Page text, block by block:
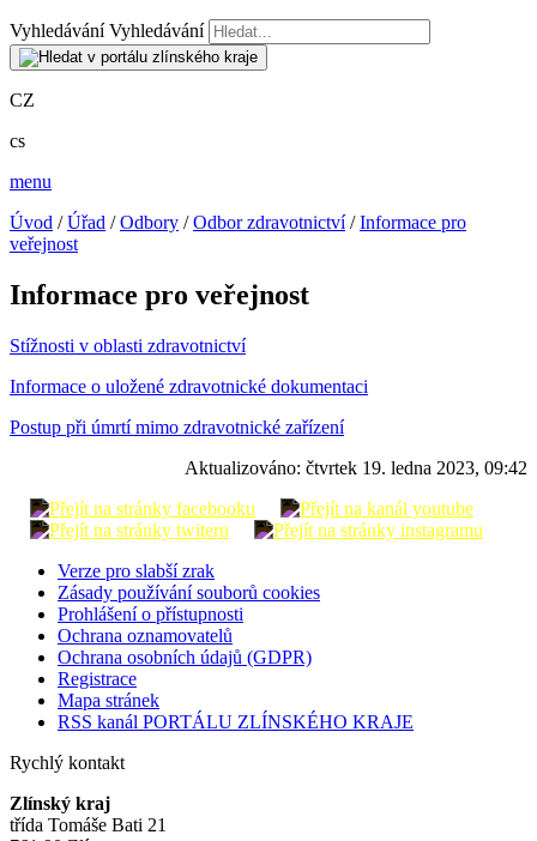
Vyhledávání Vyhledávání
CZ
cs
menu
Úvod /Úřad /Odbory /Odbor zdravotnictví/Informace pro
veřejnost
Informace pro veřejnost
Stížnosti v oblasti zdravotnictví
Informace o uložené zdravotnické dokumentaci
Postup při úmrtí mimo zdravotnické zařízení
Aktualizováno: čtvrtek 19. ledna 2023, 09:42
Verze pro slabší zrak
Zásady používání souborů cookies
Prohlášení o přístupnosti
Ochrana oznamovatelů
Ochrana osobních údajů (GDPR)
Registrace
Mapa stránek
RSS kanál PORTÁLU ZLÍNSKÉHO KRAJE
Rychlý kontakt
Zlínský kraj
třída Tomáše Bati 21